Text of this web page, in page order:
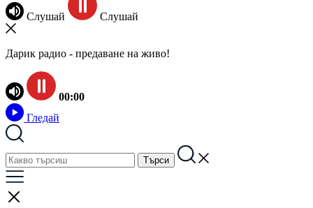
Слушай Слушай
Дарик радио - предаване на живо!
00:00
Гледай